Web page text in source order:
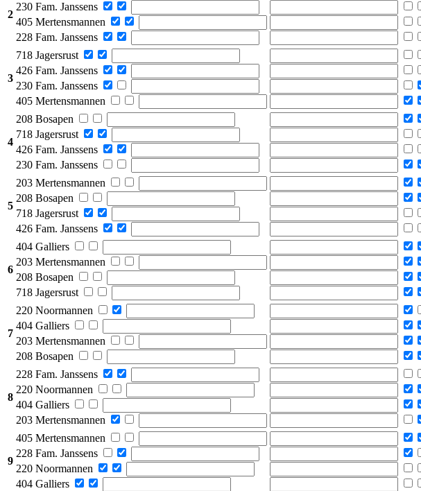
2
230 Fam. Janssens
405 Mertensmannen
228 Fam. Janssens
3
718 Jagersrust
426 Fam. Janssens
230 Fam. Janssens
405 Mertensmannen
4
208 Bosapen
718 Jagersrust
426 Fam. Janssens
230 Fam. Janssens
5
203 Mertensmannen
208 Bosapen
718 Jagersrust
426 Fam. Janssens
6
404 Galliers
203 Mertensmannen
208 Bosapen
718 Jagersrust
7
220 Noormannen
404 Galliers
203 Mertensmannen
208 Bosapen
8
228 Fam. Janssens
220 Noormannen
404 Galliers
203 Mertensmannen
9
405 Mertensmannen
228 Fam. Janssens
220 Noormannen
404 Galliers